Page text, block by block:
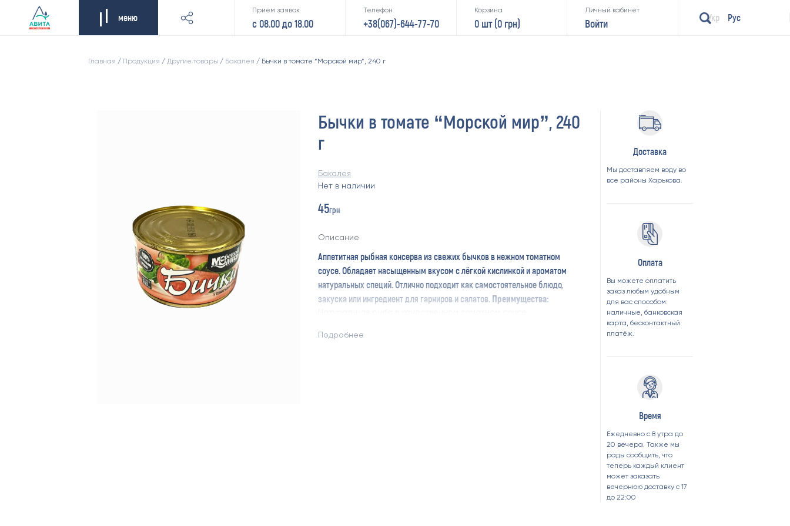
меню
Прием заявок
с 08.00 до 18.00
Телефон
+38(067)-644-77-70
Корзина
0 шт (0 грн)
Личный кабинет
Войти Укр Рус
Главная / Продукция / Другие товары / Бакалея / Бычки в томате “Морской мир”, 240 г
Бычки в томате “Морской мир”, 240
г
Бакалея
Нет в наличии
45грн
Описание
Аппетитная рыбная консерва из свежих бычков в нежном томатном
соусе. Обладает насыщенным вкусом с лёгкой кислинкой и ароматом
натуральных специй. Отлично подходит как самостоятельное блюдо,
закуска или ингредиент для гарниров и салатов. Преимущества:
Готовый продукт — не требует дополнительной обработки
Подробнее
Доставка
Мы доставляем воду во
все районы Харькова.
Оплата
Вы можете оплатить
заказ любым удобным
для вас способом:
наличные, банковская
карта, бесконтактный
платёж.
Время
Ежедневно с 8 утра до
20 вечера. Также мы
рады сообщить, что
теперь каждый клиент
может заказать
вечернюю доставку с 17
до 22:00